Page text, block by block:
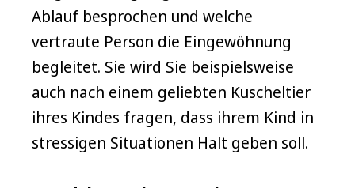
Ablauf besprochen und welche
vertraute Person die Eingewöhnung
begleitet. Sie wird Sie beispielsweise
auch nach einem geliebten Kuscheltier
ihres Kindes fragen, dass ihrem Kind in
stressigen Situationen Halt geben soll.